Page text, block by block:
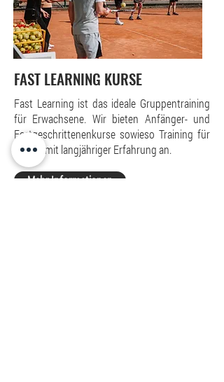
FAST LEARNING KURSE
Fast Learning ist das ideale Gruppentraining
für Erwachsene. Wir bieten Anfänger- und
Fortgeschrittenenkurse sowieso Training für
Spieler mit langjähriger Erfahrung an.
Mehr Informationen